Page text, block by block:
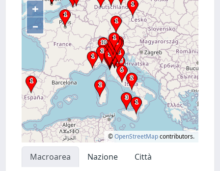
+
–
©OpenStreetMapcontributors.
Macroarea Nazione
Città